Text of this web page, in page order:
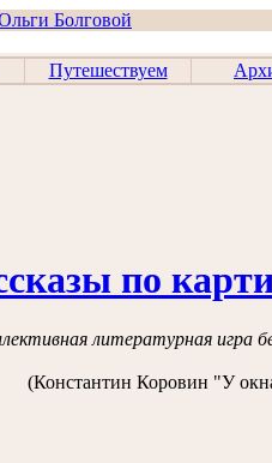
Путешествуем
по
литературная игра
(Константин Коровин "У